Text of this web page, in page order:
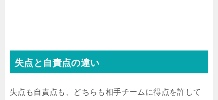
失点と自責点の違い
失点も自責点も、どちらも相手チームに得点を許して